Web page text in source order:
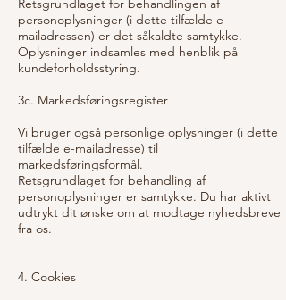
Retsgrundlaget for behandlingen af
personoplysninger (i dette tilfælde e-
mailadressen) er det såkaldte samtykke.
Oplysninger indsamles med henblik på
kundeforholdsstyring.
3c. Markedsføringsregister
Vi bruger også personlige oplysninger (i dette
tilfælde e-mailadresse) til
markedsføringsformål.
Retsgrundlaget for behandling af
personoplysninger er samtykke. Du har aktivt
udtrykt dit ønske om at modtage nyhedsbreve
fra os.
4. Cookies